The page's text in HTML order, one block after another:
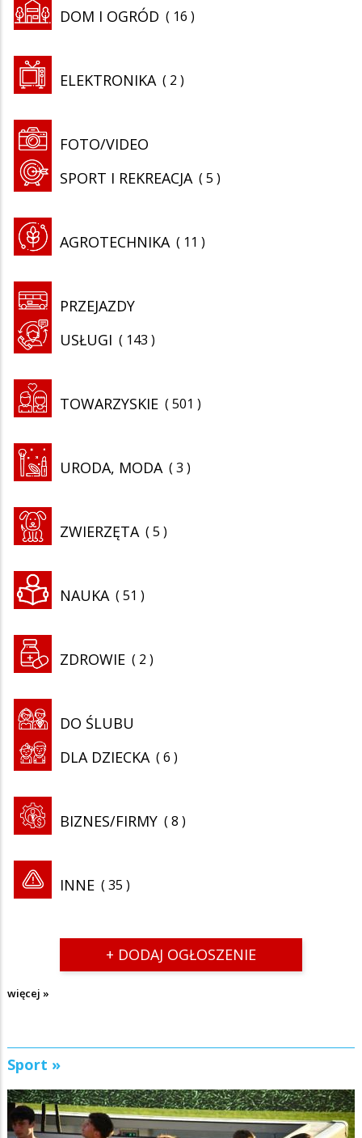
DOM I OGRÓD 16
2
ELEKTRONIKA
FOTO/VIDEO
SPORT I REKREACJA
5
AGROTECHNIKA 11
PRZEJAZDY
143
USŁUGI
TOWARZYSKIE 501
URODA, MODA 3
ZWIERZĘTA 5
51
NAUKA
ZDROWIE 2
DO ŚLUBU
6
DLA DZIECKA
8
BIZNES/FIRMY
35
INNE
+ DODAJ OGŁOSZENIE
więcej »
Sport »